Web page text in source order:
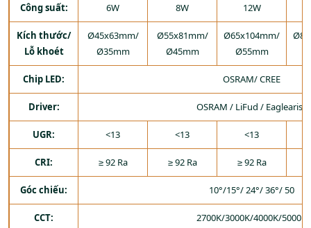
Công suất: 6W 8W 12W
Kích thước/
Lỗ khoét
Ø45x63mm/
Ø35mm
Ø55x81mm/
Ø45mm
Ø65x104mm/
Ø55mm
Chip LED: OSRAM/ CREE
Driver: OSRAM / LiFud / Eaglearise
UGR: <13 <13 <13
CRI: ≥ 92 Ra ≥ 92 Ra ≥ 92 Ra
Góc chiếu: 10°/15°/ 24°/ 36°/ 50
CCT: 2700K/3000K/4000K/5000K